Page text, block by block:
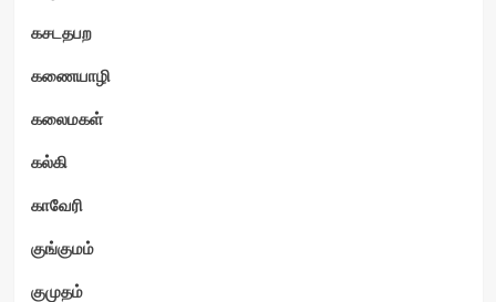
கசடதபற
கணையாழி
கலைமகள்
கல்கி
காவேரி
குங்குமம்
குமுதம்